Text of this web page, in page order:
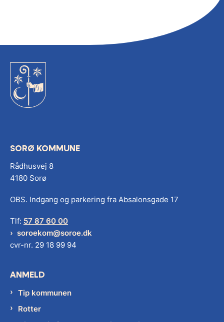
SORØ KOMMUNE
Rådhusvej 8
4180 Sorø
OBS. Indgang og parkering fra Absalonsgade 17
Tlf: 57 87 60 00
soroekom@soroe.dk
cvr-nr. 29 18 99 94
ANMELD
Tip kommunen
Rotter